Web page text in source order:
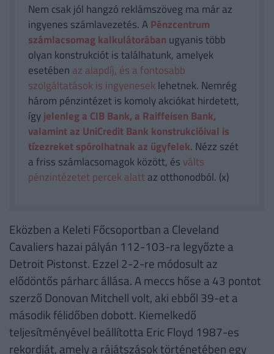
Nem csak jól hangzó reklámszöveg ma már az
ingyenes számlavezetés. APénzcentrum
számlacsomag kalkulátorában ugyanis több
olyan konstrukciót is találhatunk, amelyek
esetében az alapdíj, és a fontosabb
szolgáltatások is ingyenesek lehetnek. Nemrég
három pénzintézet is komoly akciókat hirdetett,
ígyjelenleg a CIB Bank, a Raiffeisen Bank,
valamint az UniCredit Bank konstrukcióival is
tízezreket spórolhatnak az ügyfelek. Nézz szét
a friss számlacsomagok között, és válts
pénzintézetet percek alattaz otthonodból. (x)
Eközben a Keleti Főcsoportban a Cleveland
Cavaliers hazai pályán 112-103-ra legyőzte a
Detroit Pistonst. Ezzel 2-2-re módosult az
elődöntős párharc állása. A meccs hőse a 43 pontot
szerző Donovan Mitchell volt, aki ebből 39-et a
második félidőben dobott. Kiemelkedő
teljesítményével beállította Eric Floyd 1987-es
rekordját, amely a rájátszások történetében egy